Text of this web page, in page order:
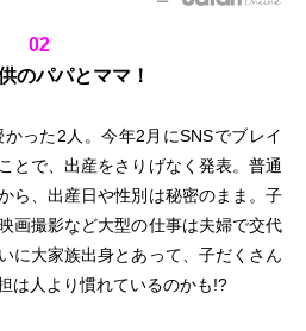
02
のパパとママ！
った2人。今年2月にSNSでブレイ
とで、出産をさりげなく発表。普通
ら、出産日や性別は秘密のまま。子
画撮影など大型の仕事は夫婦で交代
に大家族出身とあって、子だくさん
は人より慣れているのかも!?